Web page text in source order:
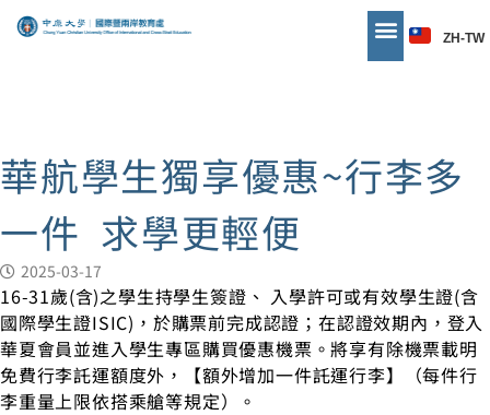
ZH-TW
華航學生獨享優惠~行李多
一件 求學更輕便
2025-03-17
16-31歲(含)之學生持學生簽證、 入學許可或有效學生證(含
國際學生證ISIC)，於購票前完成認證；在認證效期內，登入
華夏會員並進入學生專區購買優惠機票。將享有除機票載明
免費行李託運額度外，【額外增加一件託運行李】（每件行
李重量上限依搭乘艙等規定）。